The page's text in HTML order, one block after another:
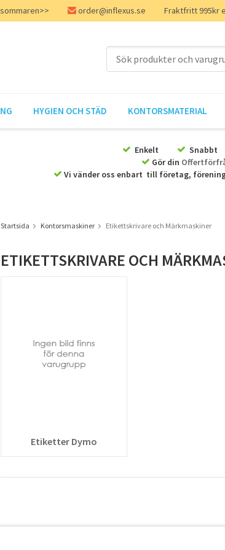
order@inflexus.se Fraktfritt 995kr
HYGIEN OCH STÄD KONTORSMATERIAL
Enkelt Snabbt
Gör din
Vi vänder oss enbart till företag,
Startsida Kontorsmaskiner Etikettskrivare och Märkmaskiner
ETIKETTSKRIVARE OCH
Etiketter Dymo